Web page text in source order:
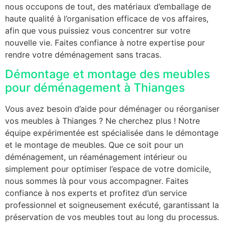
nous occupons de tout, des matériaux d’emballage de
haute qualité à l’organisation efficace de vos affaires,
afin que vous puissiez vous concentrer sur votre
nouvelle vie. Faites confiance à notre expertise pour
rendre votre déménagement sans tracas.
Démontage et montage des meubles
pour déménagement à Thianges
Vous avez besoin d’aide pour déménager ou réorganiser
vos meubles à Thianges ? Ne cherchez plus ! Notre
équipe expérimentée est spécialisée dans le démontage
et le montage de meubles. Que ce soit pour un
déménagement, un réaménagement intérieur ou
simplement pour optimiser l’espace de votre domicile,
nous sommes là pour vous accompagner. Faites
confiance à nos experts et profitez d’un service
professionnel et soigneusement exécuté, garantissant la
préservation de vos meubles tout au long du processus.